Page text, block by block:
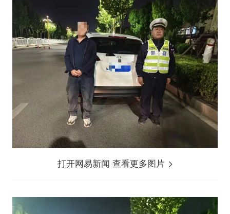
打开网易新闻 查看更多图片